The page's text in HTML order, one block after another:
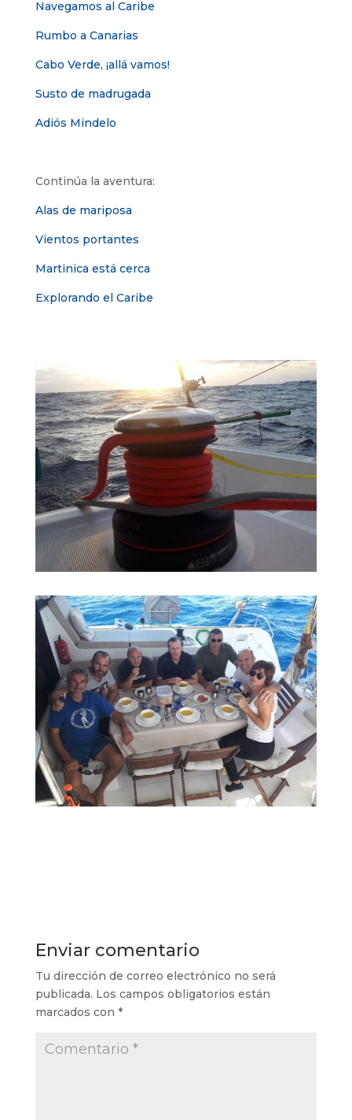
Navegamos al Caribe
Rumbo a Canarias
Cabo Verde, ¡allá vamos!
Susto de madrugada
Adiós Mindelo
Continúa la aventura:
Alas de mariposa
Vientos portantes
Martinica está cerca
Explorando el Caribe
Enviar comentario
Tu dirección de correo electrónico no será
publicada. Los campos obligatorios están
marcados con *